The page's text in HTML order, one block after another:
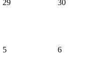
29 30
5 6